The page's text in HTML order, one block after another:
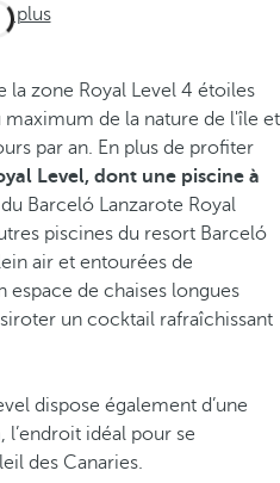
plus
la zone Royal Level 4 étoiles
de la nature de l'île et
par an. En plus de profiter
Level, dont une piscine à
Barceló Lanzarote Royal
piscines du resort Barceló
air et entourées de
espace de chaises longues
un cocktail rafraîchissant
dispose également d’une
, l’endroit idéal pour se
des Canaries.